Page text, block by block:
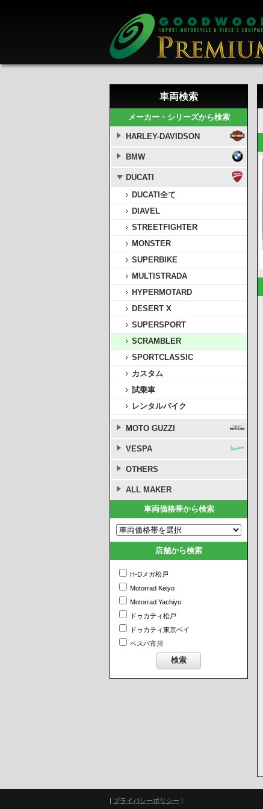
車両検索
メーカー・シリーズから検索
HARLEY-DAVIDSON
BMW
DUCATI
DUCATI全て
DIAVEL
STREETFIGHTER
MONSTER
SUPERBIKE
MULTISTRADA
HYPERMOTARD
DESERT X
SUPERSPORT
SCRAMBLER
SPORTCLASSIC
カスタム
試乗車
レンタルバイク
MOTO GUZZI
VESPA
OTHERS
ALL MAKER
車両価格帯から検索
店舗から検索
H-Dメガ松戸
Motorrad Keiyo
Motorrad Yachiyo
ドゥカティ松戸
ドゥカティ東京ベイ
ベスパ市川
| プライバシーポリシー |